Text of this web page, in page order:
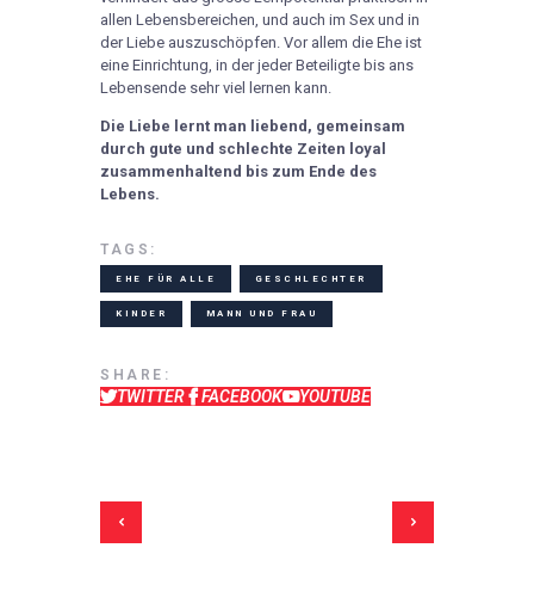
allen Lebensbereichen, und auch im Sex und in
der Liebe auszuschöpfen. Vor allem die Ehe ist
eine Einrichtung, in der jeder Beteiligte bis ans
Lebensende sehr viel lernen kann.
Die Liebe lernt man liebend, gemeinsam
durch gute und schlechte Zeiten loyal
zusammenhaltend bis zum Ende des
Lebens.
TAGS:
EHE FÜR ALLE GESCHLECHTER
KINDER MANN UND FRAU
SHARE:
TWITTER FACEBOOK YOUTUBE